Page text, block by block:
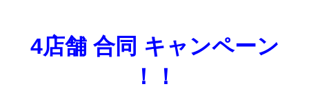
4店舗 合同 キャンペーン
！！